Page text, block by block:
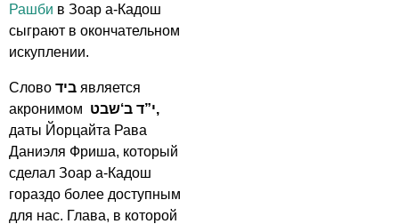
Рашби в Зоар а-Кадош
сыграют в окончательном
искуплении.
Слово ביד является
акронимом
י”ד ב‘שבט,
даты Йорцайта Рава
Даниэля Фриша, который
сделал Зоар а-Кадош
гораздо более доступным
для нас. Глава, в которой